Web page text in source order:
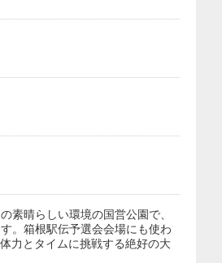
素晴らしい環境の国営公園で、
。箱根駅伝予選会会場にも使わ
力とタイムに挑戦する絶好の大